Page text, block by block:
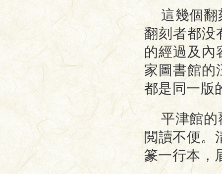
這幾個
翻刻者都没
的經過及內
家圖書館的
都是同一版
平津館
閲讀不便。
篆一行本，